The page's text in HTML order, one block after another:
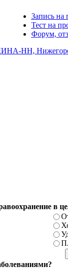
Запись на
Тест на
Форум,
НН,
в